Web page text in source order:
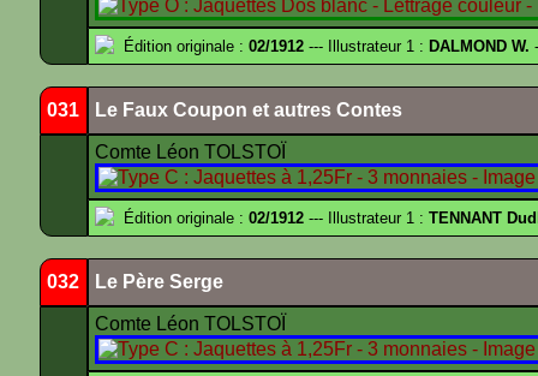
Édition originale : 02/1912 --- Illustrateur 1 : DALMOND W.
031 Le Faux Coupon et autres Contes
Comte Léon TOLSTOÏ
Édition originale : 02/1912 --- Illustrateur 1 : TENNANT
032 Le Père Serge
Comte Léon TOLSTOÏ